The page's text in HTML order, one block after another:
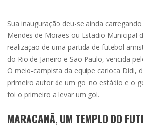
Sua inauguração deu-se ainda
Mendes de Moraes ou Estádio Municipal
realização de uma partida de futebol
do Rio de Janeiro e São Paulo, vencida
O meio-campista da equipe carioca Didi,
primeiro autor de um gol no estádio e o
foi o primeiro a levar um gol.
MARACANÃ, UM TEMPLO DO